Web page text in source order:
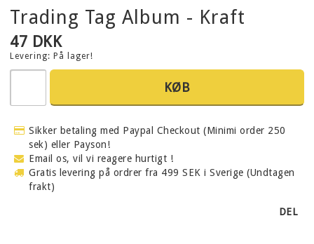
Trading Tag Album - Kraft
47 DKK
Levering: På lager!
KØB
Sikker betaling med Paypal Checkout (Minimi order 250
sek) eller Payson!
Email os, vil vi reagere hurtigt !
Gratis levering på ordrer fra 499 SEK i Sverige (Undtagen
frakt)
DEL